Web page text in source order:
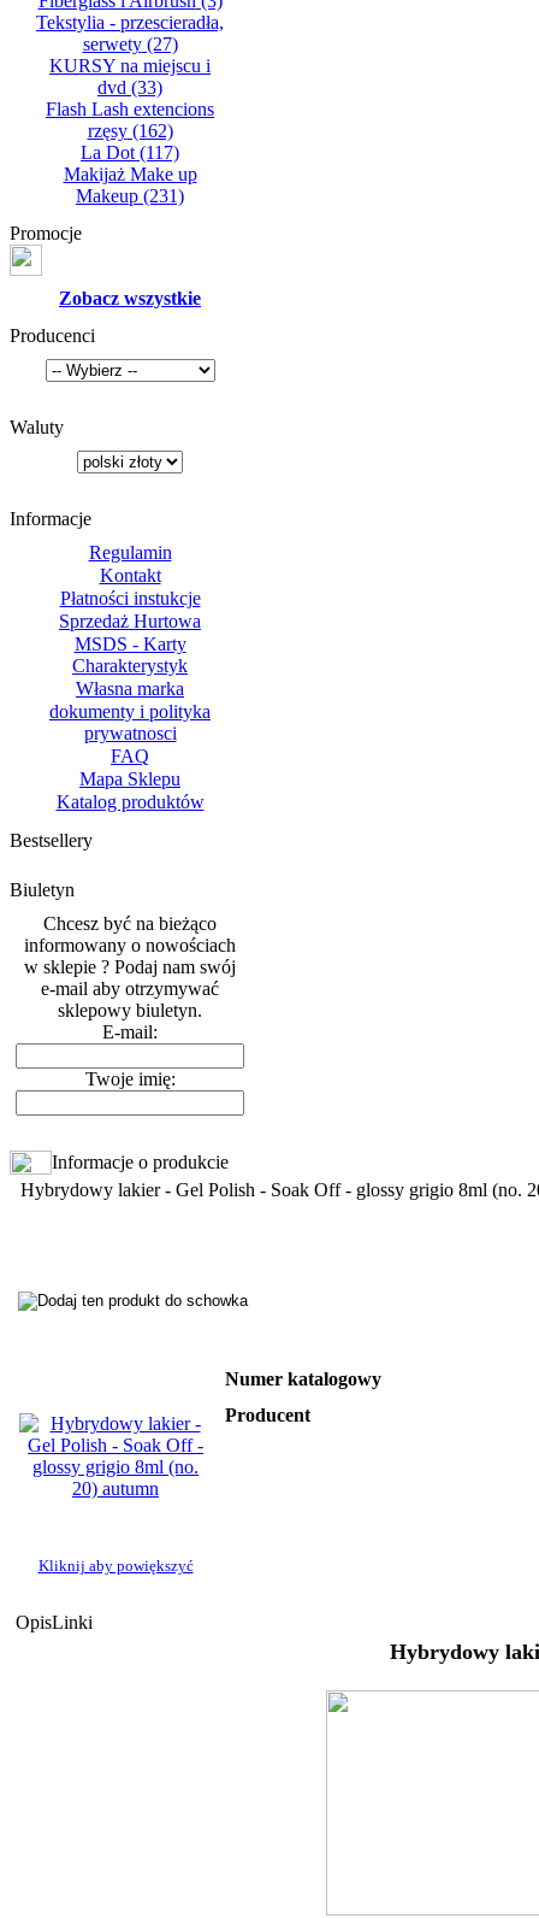
Tekstylia - przescieradła,
serwety(27)
KURSY na miejscu i
dvd (33)
Flash Lash extencions
rzęsy(162)
La Dot (117)
Makijaż Make up
Makeup (231)
Promocje
Zobacz wszystkie
Producenci
Waluty
Informacje
Regulamin
Kontakt
Płatności instukcje
Sprzedaż Hurtowa
MSDS - Karty
Charakterystyk
Własna marka
dokumenty i polityka
prywatnosci
FAQ
Mapa Sklepu
Katalog produktów
Bestsellery
Biuletyn
Chcesz być na bieżąco
informowany o nowościach
w sklepie ? Podaj nam swój
e-mail aby otrzymywać
sklepowy biuletyn.
E-mail:
Twoje imię:
Informacje o produkcie
Hybrydowy lakier - Gel Polish - Soak Off - glossy grigio 8ml (no.
Kliknij aby powiększyć
Numer katalogowy
Producent
OpisLinki
Hybrydowy